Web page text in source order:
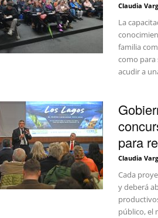
Claudia
La
familia
como para
acudir a
para
Claudia
Cada
y deberá
público, el